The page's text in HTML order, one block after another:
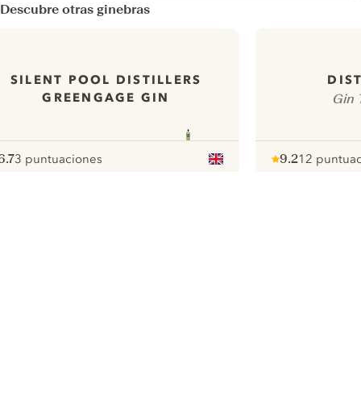
Descubre otras ginebras
SILENT POOL DISTILLERS
GREENGAGE GIN
pour
3 puntuaciones
Gin
9.2
pour
12